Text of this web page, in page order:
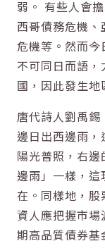
弱。 有些人會
西哥債務危機、
危機等。然而今
不可同日而語，
國，因此發生地
唐代詩人劉禹錫
邊日出西邊雨，
陽光普照，右
邊雨」一樣，這
在。同樣地，股
資人應把握市場
期高品質債券基